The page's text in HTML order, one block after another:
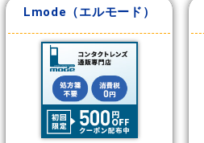
Lmode（エルモード）